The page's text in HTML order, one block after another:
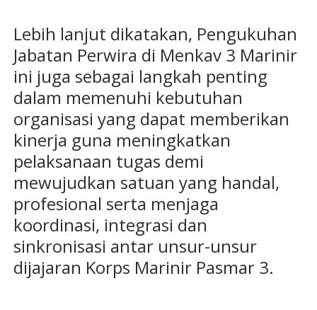
Lebih lanjut dikatakan, Pengukuhan
Jabatan Perwira di Menkav 3 Marinir
ini juga sebagai langkah penting
dalam memenuhi kebutuhan
organisasi yang dapat memberikan
kinerja guna meningkatkan
pelaksanaan tugas demi
mewujudkan satuan yang handal,
profesional serta menjaga
koordinasi, integrasi dan
sinkronisasi antar unsur-unsur
dijajaran Korps Marinir Pasmar 3.